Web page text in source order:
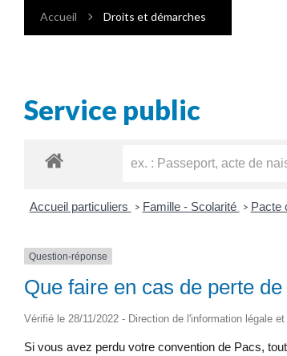
Accueil Droits et démarches
Service public
Accueil particuliers > Famille - Scolarité > Pacte
Question-réponse
Que faire en cas de perte
Vérifié le 28/11/2022 - Direction de l'information légale
Si vous avez perdu votre convention de Pacs,